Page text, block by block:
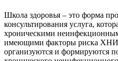
Школа здоровья – это форма
консультирования услуга,
хроническими
имеющими факторы риска
организуются и формируются